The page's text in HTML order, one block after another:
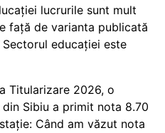
lucrurile sunt mult
față de varianta publicată
Sectorul educației este
Titularizare 2026, o
Sibiu a primit nota 8.70
Când am văzut nota